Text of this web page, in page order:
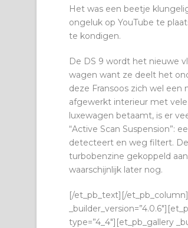
Het was een beetje
ongeluk op YouTube te
te kondigen.
De DS 9 wordt het nieuwe
wagen want ze deelt het
deze Fransoos zich wel
afgewerkt interieur met
luxewagen betaamt, is er
“Active Scan Suspension”:
detecteert en weg filtert.
turbobenzine gekoppeld
waarschijnlijk later nog.
[/et_pb_text][/
type=”4_4″][et_pb_gallery